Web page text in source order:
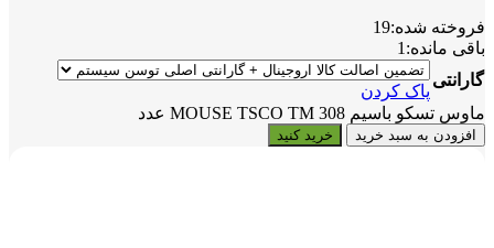
فروخته شده:19
باقی مانده: 1
گارانتی
پاک کردن
ماوس تسکو باسیم MOUSE TSCO TM 308 عدد
افزودن به سبد خرید خرید کنید